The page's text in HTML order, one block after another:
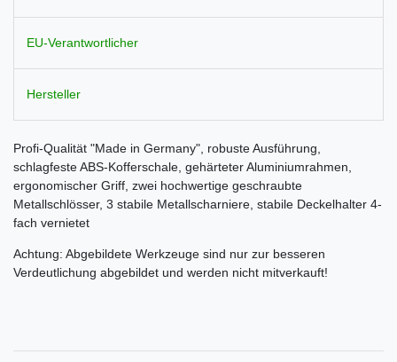
EU-Verantwortlicher
Hersteller
Profi-Qualität "Made in Germany", robuste Ausführung,
schlagfeste ABS-Kofferschale, gehärteter Aluminiumrahmen,
ergonomischer Griff, zwei hochwertige geschraubte
Metallschlösser, 3 stabile Metallscharniere, stabile Deckelhalter 4-
fach vernietet
Achtung: Abgebildete Werkzeuge sind nur zur besseren
Verdeutlichung abgebildet und werden nicht mitverkauft!